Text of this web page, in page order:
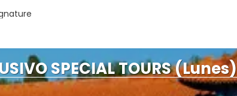
SPECIAL TOURS (Lunes)